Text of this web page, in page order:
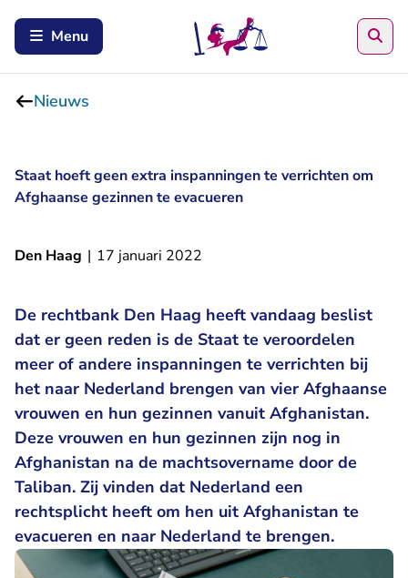
Menu
Nieuws
Staat hoeft geen extra inspanningen te verrichten om
Afghaanse gezinnen te evacueren
Den Haag | 17 januari 2022
De rechtbank Den Haag heeft vandaag beslist
dat er geen reden is de Staat te veroordelen
meer of andere inspanningen te verrichten bij
het naar Nederland brengen van vier Afghaanse
vrouwen en hun gezinnen vanuit Afghanistan.
Deze vrouwen en hun gezinnen zijn nog in
Afghanistan na de machtsovername door de
Taliban. Zij vinden dat Nederland een
rechtsplicht heeft om hen uit Afghanistan te
evacueren en naar Nederland te brengen.